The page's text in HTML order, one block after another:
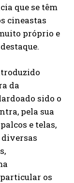
que se têm
cineastas
próprio e
da
sido o
pela sua
e telas,
diversas
os